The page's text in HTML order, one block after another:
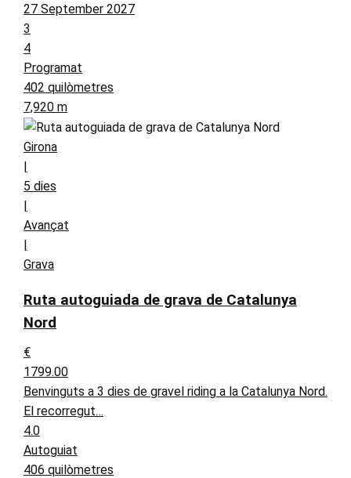
27 September 2027
3
4
Programat
402 quilòmetres
7,920 m
Girona
|
5 dies
|
Avançat
|
Grava
Ruta autoguiada de grava de Catalunya
Nord
€
1799.00
Benvinguts a 3 dies de gravel riding a la Catalunya Nord.
El recorregut…
4.0
Autoguiat
406 quilòmetres